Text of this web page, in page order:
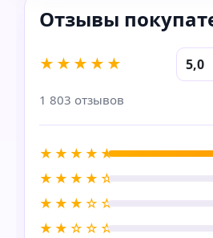
★★★★★ 5,0
1 803 отзывов
★★★★★
★★★★☆
★★★☆☆
★★☆☆☆